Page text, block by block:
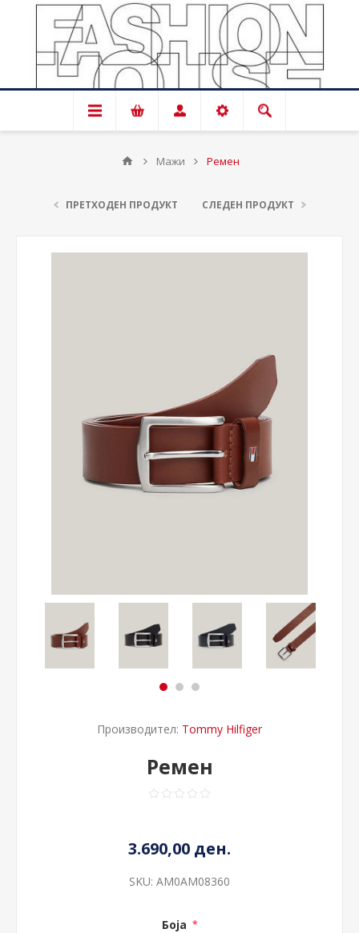
Мажи Ремен
ПРЕТХОДЕН ПРОДУКТ СЛЕДЕН ПРОДУКТ
Производител: Tommy Hilfiger
Ремен
3.690,00 ден.
SKU: AM0AM08360
Боја *